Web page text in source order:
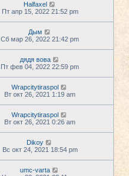
Halfaxel
Пт апр 15, 2022 21:52 pm
Дым
Сб мар 26, 2022 21:42 pm
дядя вова
Пт фев 04, 2022 22:59 pm
Wrapcitytiraspol
Вт окт 26, 2021 1:19 am
Wrapcitytiraspol
Вт окт 26, 2021 0:26 am
Dikoy
Вс окт 24, 2021 18:54 pm
umc-varta